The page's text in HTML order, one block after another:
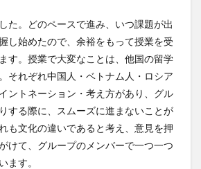
た。どのペースで進み、いつ課題が出
し始めたので、余裕をもって授業を受
す。授業で大変なことは、他国の留学
それぞれ中国人・ベトナム人・ロシア
ントネーション・考え方があり、グル
する際に、スムーズに進まないことが
も文化の違いであると考え、意見を押
けて、グループのメンバーで一つ一つ
ます。
大学Alcalingua留学
スペイントレド
スペインマドリード
スペイン語
ソウル女子大学校
学
ダーラナ大学留学
・プログラム
ン(TUJ)
ドイツ
ニュース